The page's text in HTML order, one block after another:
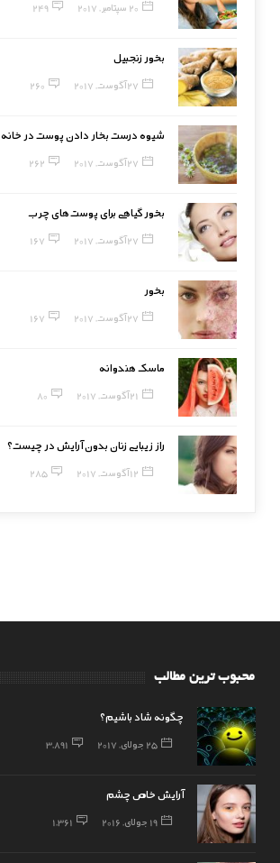
20 سپتامبر, 2017 249
بخور زنجبیل
27 آگوست, 2017 260
شیوه درست بخار دادن پوست در خانه
27 آگوست, 2017 262
بخور گیاهی برای پوست‌های چرب
27 آگوست, 2017 167
بخور
27 آگوست, 2017 167
ماسک هندوانه
21 آگوست, 2017 80
راز زیبایی زنان بدون آرایش در چیست؟
12 آگوست, 2017 285
محبوب ترین مطالب
چگونه شاد باشیم؟
25 جولای, 2017 3,891
آرایش خاص چشم
19 جولای, 2016 1,361